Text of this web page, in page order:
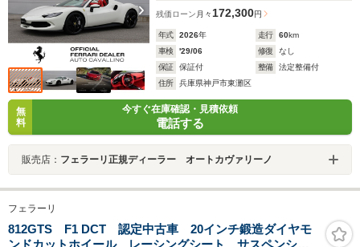
残価ローン 月々 172,300円
年式 2026年 走行 60km
車検
'29/06 修復
なし
保証
保証付 整備
法定整備付
住所
兵庫県神戸市東灘区
無
料
今すぐ在庫確認・見積依頼
電話する
販売店： フェラーリ正規ディーラー オートカヴァリーノ
フェラーリ
812GTS F1 DCT 認定中古車 20インチ鍛造ダイヤモ
ンドカットホイール レーシングシート サスペンショ